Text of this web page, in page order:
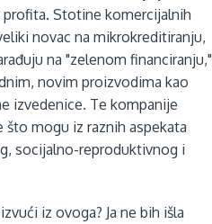
Stotine komercijalnih
novac na mikrokreditiranju,
na "zelenom financiranju,"
novim proizvodima kao
izvedenice. Te kompanije
mogu iz raznih aspekata
socijalno-reproduktivnog i
iz ovoga? Ja ne bih išla